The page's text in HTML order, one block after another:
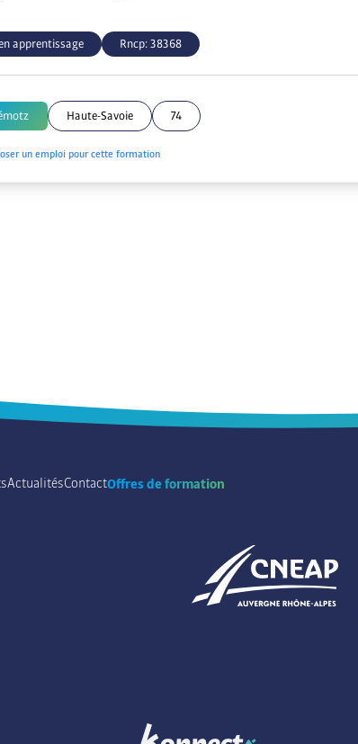
apprentissage Rncp: 38368
Haute-Savoie 74
un emploi pour cette formation
ActualitésContactOffres de formation